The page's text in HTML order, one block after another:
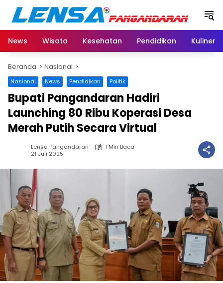
Langsung
konten
News
Wisata Kesehatan Pendidikan Kuliner
Beranda Nasional
Nasional News Pendidikan Politik
Bupati Pangandaran Hadiri
Launching 80 Ribu Koperasi Desa
Merah Putih Secara Virtual
Lensa Pangandaran
1 Min Baca
21 Juli 2025